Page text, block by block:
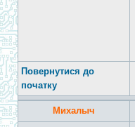
Повернутися до
початку
Михалыч